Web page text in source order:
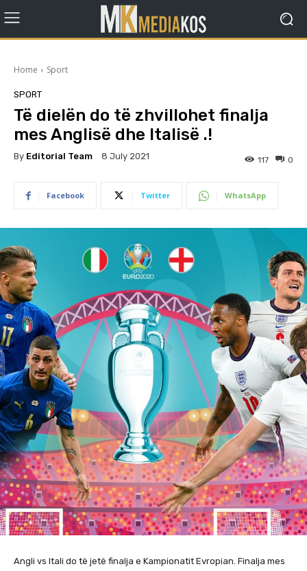
Home Sport
SPORT
Të dielën do të zhvillohet finalja
mes Anglisë dhe Italisë .!
By Editorial Team 8 July 2021 0
117
Facebook Twitter WhatsApp
Angli vs Itali do të jetë finalja e Kampionatit Evropian. Finalja mes